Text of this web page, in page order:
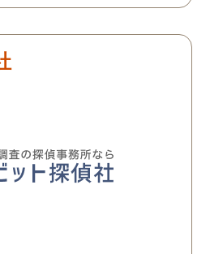
合わせ
その
たり
神的に
告書や
らっ
さんも紹介していただき
した！ありがとうござい